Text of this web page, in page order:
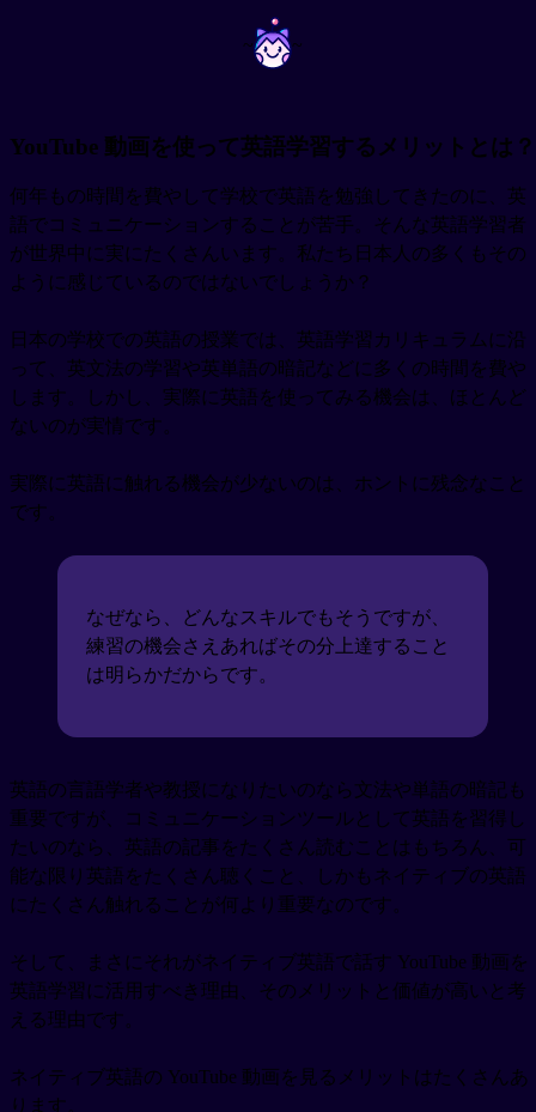
~ ~
YouTube 動画を使って英語学習するメリットとは？
何年もの時間を費やして学校で英語を勉強してきたのに、英
語でコミュニケーションすることが苦手。そんな英語学習者
が世界中に実にたくさんいます。私たち日本人の多くもその
ように感じているのではないでしょうか？
日本の学校での英語の授業では、英語学習カリキュラムに沿
って、英文法の学習や英単語の暗記などに多くの時間を費や
します。しかし、実際に英語を使ってみる機会は、ほとんど
ないのが実情です。
実際に英語に触れる機会が少ないのは、ホントに残念なこと
です。
なぜなら、どんなスキルでもそうですが、
練習の機会さえあればその分上達すること
は明らかだからです。
英語の言語学者や教授になりたいのなら文法や単語の暗記も
重要ですが、コミュニケーションツールとして英語を習得し
たいのなら、英語の記事をたくさん読むことはもちろん、可
能な限り英語をたくさん聴くこと、しかもネイティブの英語
にたくさん触れることが何より重要なのです。
そして、まさにそれがネイティブ英語で話す YouTube 動画を
英語学習に活用すべき理由、そのメリットと価値が高いと考
える理由です。
ネイティブ英語の YouTube 動画を見るメリットはたくさんあ
ります。